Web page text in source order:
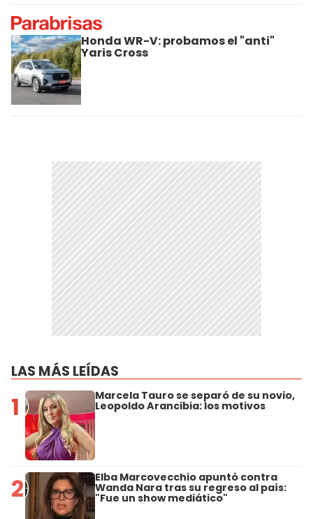
Honda WR-V: probamos el "anti"
Yaris Cross
LAS MÁS LEÍDAS
1 Marcela Tauro se separó de su novio,
Leopoldo Arancibia: los motivos
2 Elba Marcovecchio apuntó contra
Wanda Nara tras su regreso al país:
"Fue un show mediático"